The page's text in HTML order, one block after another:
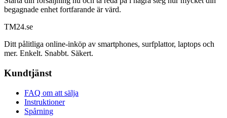
begagnade enhet fortfarande är värd.
TM24.se
Ditt pålitliga online-inköp av smartphones, surfplattor, laptops och
mer. Enkelt. Snabbt. Säkert.
Kundtjänst
FAQ om att sälja
Instruktioner
Spårning